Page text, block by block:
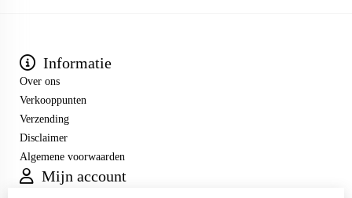
Informatie
Over ons
Verkooppunten
Verzending
Disclaimer
Algemene voorwaarden
Mijn account